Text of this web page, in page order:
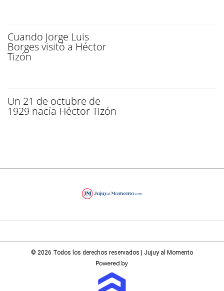
Cuando Jorge Luis
Borges visitó a Héctor
Tizón
Un 21 de octubre de
1929 nacía Héctor Tizón
© 2026 Todos los derechos reservados | Jujuy al Momento